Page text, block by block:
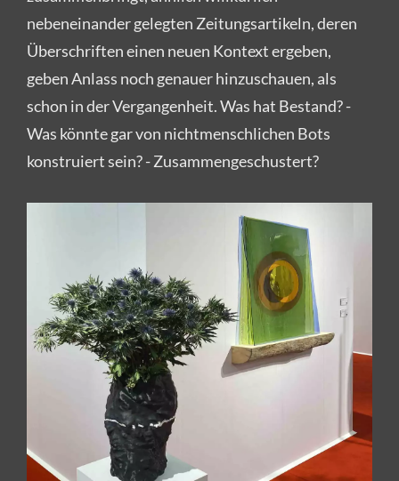
nebeneinander gelegten Zeitungsartikeln, deren
Überschriften einen neuen Kontext ergeben,
geben Anlass noch genauer hinzuschauen, als
schon in der Vergangenheit. Was hat Bestand? -
Was könnte gar von nichtmenschlichen Bots
konstruiert sein? - Zusammengeschustert?